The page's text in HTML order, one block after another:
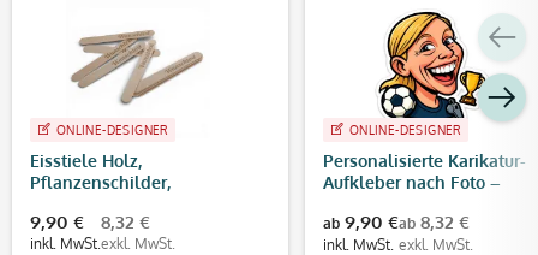
ONLINE-DESIGNER
Eisstiele Holz,
Pflanzenschilder,
individueller Gravur (10 Stück)
9,90 €
inkl. MwSt.
8,32 €
exkl. MwSt.
ONLINE-DESIGNER
Personalisierte Karikatur-
Aufkleber nach Foto –
Fußball Design
ab 9,90 €
inkl. MwSt.
ab 8,32 €
exkl. MwSt.